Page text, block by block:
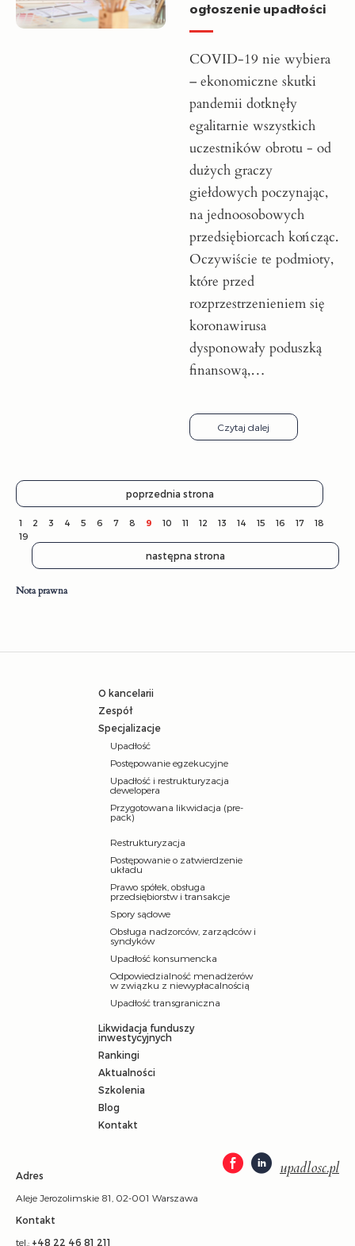
ogłoszenie upadłości
COVID-19 nie wybiera
– ekonomiczne skutki
pandemii dotknęły
egalitarnie wszystkich
uczestników obrotu - od
dużych graczy
giełdowych poczynając,
na jednoosobowych
przedsiębiorcach kończąc.
Oczywiście te podmioty,
które przed
rozprzestrzenieniem się
koronawirusa
dysponowały poduszką
finansową,…
Czytaj dalej
poprzednia strona
1 2 3 4 5 6 7 8 9 10 11 12 13 14 15 16 17
18
19
następna strona
Nota prawna
O kancelarii
Zespół
Specjalizacje
Upadłość
Postępowanie egzekucyjne
Upadłość i restrukturyzacja
dewelopera
Przygotowana likwidacja (pre-
pack)
Restrukturyzacja
Postępowanie o zatwierdzenie
układu
Prawo spółek, obsługa
przedsiębiorstw i transakcje
Spory sądowe
Obsługa nadzorców, zarządców i
syndyków
Upadłość konsumencka
Odpowiedzialność menadżerów
w związku z niewypłacalnością
Upadłość transgraniczna
Likwidacja funduszy
inwestycyjnych
Rankingi
Aktualności
Szkolenia
Blog
Kontakt
upadlosc.pl
Adres
Aleje Jerozolimskie 81, 02-001 Warszawa
Kontakt
tel.: +48 22 46 81 211